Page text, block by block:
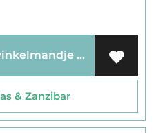
Voeg toe aan mijn winkelmandje
& Zanzibar